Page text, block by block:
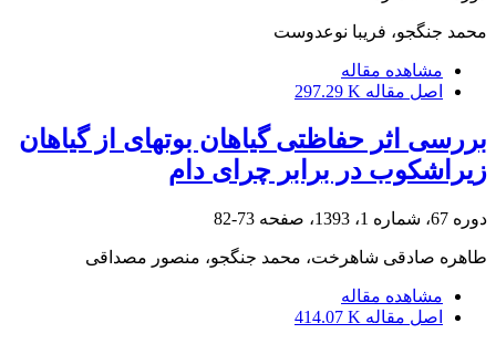
محمد جنگجو، فریبا نوعدوست
مشاهده مقاله
اصل مقاله 297.29 K
بررسی اثر حفاظتی گیاهان بوته‏ای از گیاهان
زیراشکوب در برابر چرای دام
دوره 67، شماره 1، 1393، صفحه 73-82
طاهره صادقی شاهرخت، محمد جنگجو، منصور مصداقی
مشاهده مقاله
اصل مقاله 414.07 K